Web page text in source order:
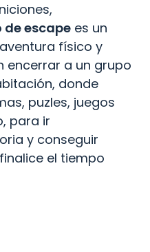
de escape es un
físico y
encerrar a un grupo
donde
puzles, juegos
para ir
y conseguir
el tiempo